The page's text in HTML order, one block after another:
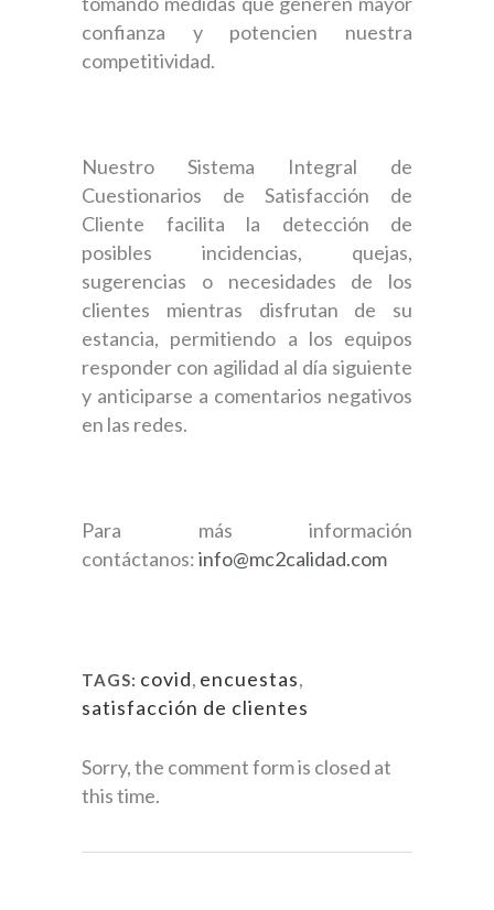
confianza y potencien nuestra
competitividad.
Nuestro Sistema Integral de
Cuestionarios de Satisfacción de
Cliente facilita la detección de
posibles incidencias, quejas,
sugerencias o necesidades de los
clientes mientras disfrutan de su
estancia, permitiendo a los equipos
responder con agilidad al día siguiente
y anticiparse a comentarios negativos
en las redes.
Para más información
contáctanos:info@mc2calidad.com
TAGS: covid, encuestas,
satisfacción de clientes
Sorry, the comment form is closed at
this time.